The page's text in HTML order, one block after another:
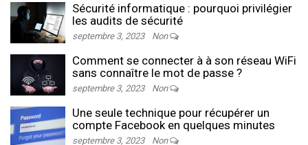
Sécurité informatique : pourquoi privilégier
les audits de sécurité
septembre 3, 2023 Non
Comment se connecter à à son réseau WiFi
sans connaître le mot de passe ?
septembre 3, 2023 Non
Une seule technique pour récupérer un
compte Facebook en quelques minutes
septembre 3, 2023 Non